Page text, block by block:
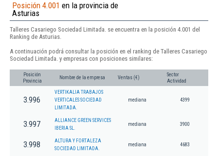
Posición 4.001 en la provincia de
Asturias
Talleres Casariego Sociedad Limitada. se encuentra en la posición 4.001 del
Ranking de Asturias.
A continuación podrá consultar la posición en el ranking de Talleres Casariego
Sociedad Limitada. y empresas con posiciones similares:
Posición
Provincia
Nombre de la empresa Ventas (€)
Sector
Actividad
3.996
VERTIKALIA TRABAJOS
VERTICALES SOCIEDAD
LIMITADA.
mediana 4399
3.997
ALLIANCE GREEN SERVICES
IBERIA SL.
mediana 3900
3.998
ALTURA Y FORTALEZA
SOCIEDAD LIMITADA.
mediana 4683